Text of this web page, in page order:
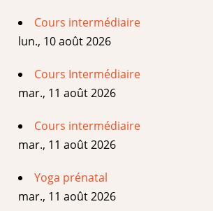
Cours intermédiaire
lun., 10 août 2026
Cours Intermédiaire
mar., 11 août 2026
Cours intermédiaire
mar., 11 août 2026
Yoga prénatal
mar., 11 août 2026